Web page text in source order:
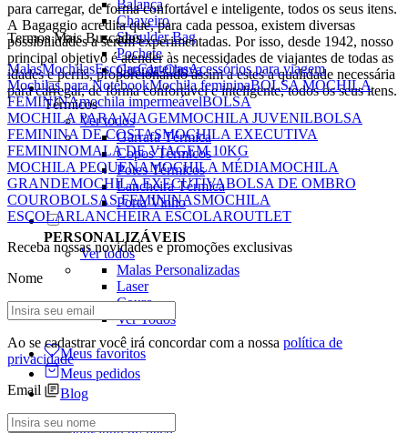
Balança
Chaveiro
Shoulder Bag
Pochete
Guarda-Chuva
Térmicos
Ver todos
Garrafa Térmica
Copos Térmicos
Potes Térmicos
Lancheira Térmica
Porta Vinho
PERSONALIZÁVEIS
Ver todos
Malas Personalizadas
Laser
Couro
Ver Todos
Meus favoritos
Meus pedidos
Blog
para carregar, de forma confortável e inteligente, todos os seus itens.
A Bagaggio acredita que, para cada pessoa, existem diversas
possibilidades a serem experimentadas. Por isso, desde 1942, nosso
principal objetivo é atender às necessidades de viajantes de todas as
idades e perfis, proporcionando assim a estes a qualidade necessária
para carregar, de forma confortável e inteligente, todos os seus itens.
Termos Mais Buscados
MalasMochilasEscolarCarteirasAcessórios para viagem
Mochilas para NotebookMochila femininaBOLSA MOCHILA
FEMININAmochila impermeávelBOLSA
MOCHILA PARA VIAGEMMOCHILA JUVENILBOLSA
FEMININA DE COSTASMOCHILA EXECUTIVA
FEMININOMALA DE VIAGEM 10KG
MOCHILA PEQUENAMOCHILA MÉDIAMOCHILA
GRANDEMOCHILA EXECUTIVABOLSA DE OMBRO
COUROBOLSAS FEMININASMOCHILA
ESCOLARLANCHEIRA ESCOLAROUTLET
Receba nossas novidades e promoções exclusivas
Nome
Ao se cadastrar você irá concordar com a nossa política de
privacidade
Email